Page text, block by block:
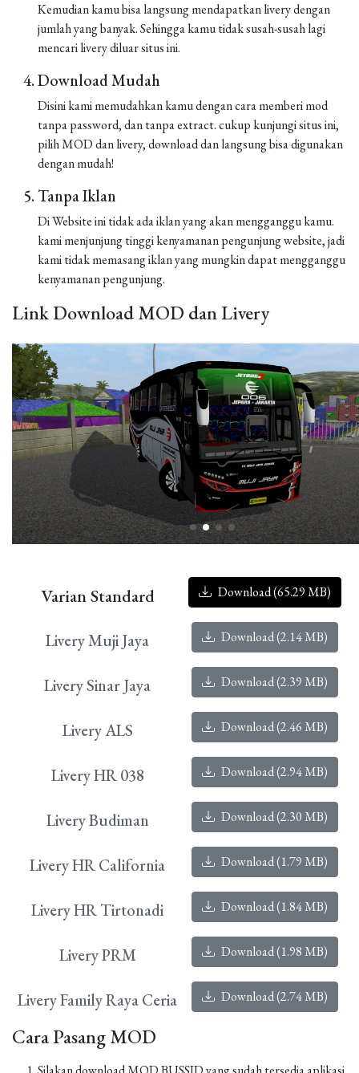
Kemudian kamu bisa langsung mendapatkan livery dengan
jumlah yang banyak. Sehingga kamu tidak susah-susah lagi
mencari livery diluar situs ini.
Download Mudah
Disini kami memudahkan kamu dengan cara memberi mod
tanpa password, dan tanpa extract. cukup kunjungi situs ini,
pilih MOD dan livery, download dan langsung bisa digunakan
dengan mudah!
Tanpa Iklan
Di Website ini tidak ada iklan yang akan mengganggu kamu.
kami menjunjung tinggi kenyamanan pengunjung website, jadi
kami tidak memasang iklan yang mungkin dapat mengganggu
kenyamanan pengunjung.
Link Download MOD dan Livery
Varian Standard Download (65.29 MB)
Livery Muji Jaya Download (2.14 MB)
Livery Sinar Jaya Download (2.39 MB)
Livery ALS Download (2.46 MB)
Livery HR 038 Download (2.94 MB)
Livery Budiman Download (2.30 MB)
Livery HR California Download (1.79 MB)
Livery HR Tirtonadi Download (1.84 MB)
Livery PRM Download (1.98 MB)
Livery Family Raya Ceria Download (2.74 MB)
Cara Pasang MOD